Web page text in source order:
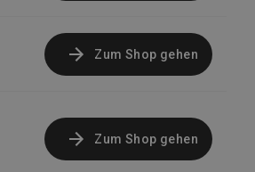
Zum Shop gehen
Zum Shop gehen